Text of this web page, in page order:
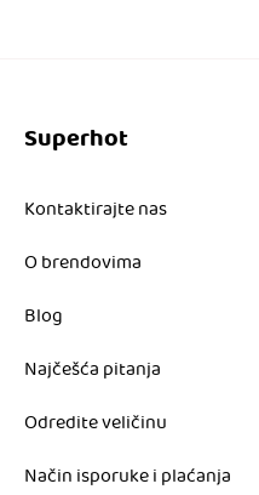
Superhot
Kontaktirajte nas
O brendovima
Blog
Najčešća pitanja
Odredite veličinu
Način isporuke i plaćanja